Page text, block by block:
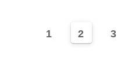
1 2 3